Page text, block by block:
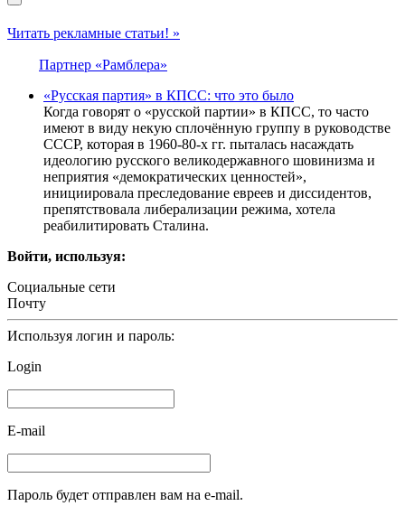
Читать рекламные статьи! »
Партнер «Рамблера»
«Русская партия» в КПСС: что это было
Когда говорят о «русской партии» в КПСС, то часто
имеют в виду некую сплочённую группу в руководстве
СССР, которая в 1960-80-х гг. пыталась насаждать
идеологию русского великодержавного шовинизма и
неприятия «демократических ценностей»,
инициировала преследование евреев и диссидентов,
препятствовала либерализации режима, хотела
реабилитировать Сталина.
Войти, используя:
Социальные сети
Почту
Используя логин и пароль:
Login
E-mail
Пароль будет отправлен вам на e-mail.